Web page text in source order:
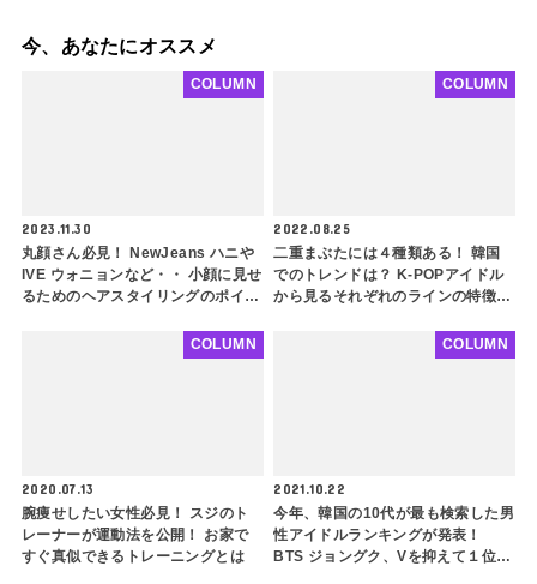
今、あなたにオススメ
2023.11.30
丸顔さん必見！ NewJeans ハニや
IVE ウォニョンなど・・ 小顔に見せ
るためのヘアスタイリングのポイン
COLUMN
2022.08.25
二重まぶたには４種類ある！ 韓国
でのトレンドは？ K-POPアイドル
から見るそれぞれのラインの特徴を
COLUMN
2020.07.13
腕痩せしたい女性必見！ スジのト
レーナーが運動法を公開！ お家で
すぐ真似できるトレーニングとは
COLUMN
2021.10.22
今年、韓国の10代が最も検索した男
性アイドルランキングが発表！
BTS ジョングク、Vを抑えて１位に
COLUMN